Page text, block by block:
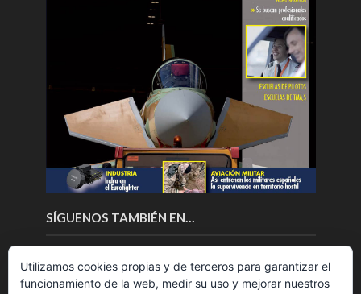
SÍGUENOS TAMBIÉN EN…
Utilizamos cookies propias y de terceros para garantizar el
funcionamiento de la web, medir su uso y mejorar nuestros